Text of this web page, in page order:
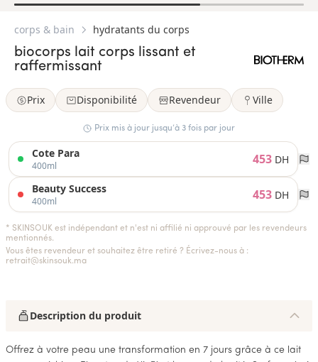
corps & bain hydratants du corps
biocorps lait corps lissant et
raffermissant
Prix Disponibilité Revendeur Ville
Prix mis à jour jusqu’à 3 fois par jour
Cote Para
400ml 453 DH
Beauty Success
400ml 453 DH
* SKINSOUK est indépendant et n'est ni affilié ni approuvé par les revendeurs
mentionnés.
Vous êtes revendeur et souhaitez être retiré ? Écrivez-nous à :
retrait@skinsouk.ma
Description du produit
Offrez à votre peau une transformation en 7 jours grâce à ce lait